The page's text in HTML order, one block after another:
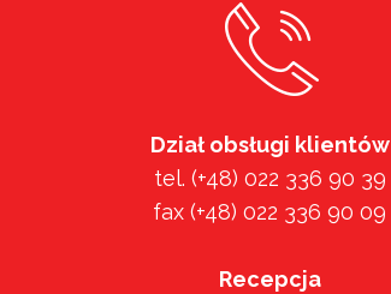
Dział obsługi klientów
tel. (+48) 022 336 90 39
fax (+48) 022 336 90 09
Recepcja